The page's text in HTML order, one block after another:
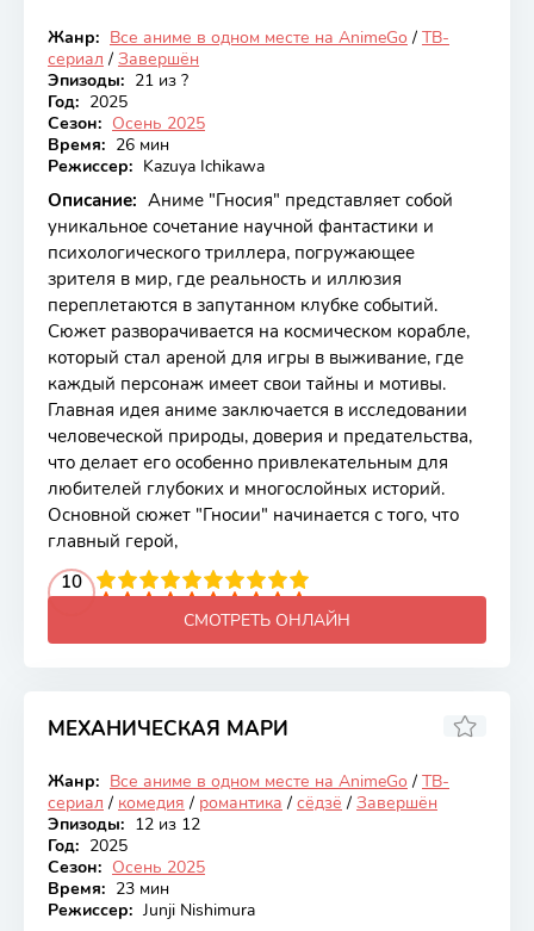
Закончен
Жанр: Все аниме в одном месте на AnimeGo / ТВ-
сериал / Завершён
Эпизоды: 21 из ?
Год: 2025
Сезон: Осень 2025
Время: 26 мин
Режиссер: Kazuya Ichikawa
Описание: Аниме "Гносия" представляет собой
уникальное сочетание научной фантастики и
психологического триллера, погружающее
зрителя в мир, где реальность и иллюзия
переплетаются в запутанном клубке событий.
Сюжет разворачивается на космическом корабле,
который стал ареной для игры в выживание, где
каждый персонаж имеет свои тайны и мотивы.
Главная идея аниме заключается в исследовании
человеческой природы, доверия и предательства,
что делает его особенно привлекательным для
любителей глубоких и многослойных историй.
Основной сюжет "Гносии" начинается с того, что
главный герой,
10
4 5 6 7 8 9 10
СМОТРЕТЬ ОНЛАЙН
МЕХАНИЧЕСКАЯ МАРИ
Закончен
6.88
Жанр: Все аниме в одном месте на AnimeGo / ТВ-
сериал / комедия / романтика / сёдзё / Завершён
Эпизоды: 12 из 12
Год: 2025
Сезон: Осень 2025
Время: 23 мин
Режиссер: Junji Nishimura